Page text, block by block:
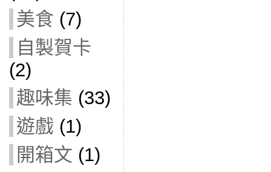
美食 (7)
自製賀卡
(2)
趣味集 (33)
遊戲 (1)
開箱文 (1)